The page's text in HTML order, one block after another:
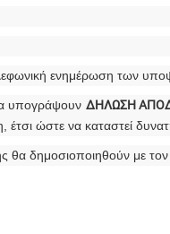
ενημέρωση των
υπογράψουν ΔΗΛΩΣΗ
ώστε να καταστεί
θα δημοσιοποιηθούν με